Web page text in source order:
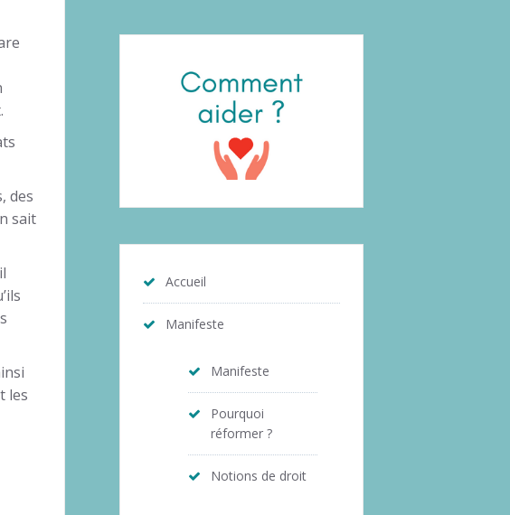
des
sait
les
Accueil
Manifeste
Manifeste
Pourquoi
réformer ?
Notions de droit